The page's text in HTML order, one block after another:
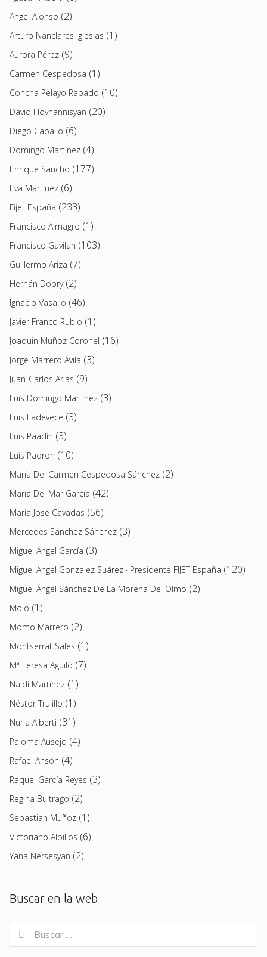
Angel Alonso (2)
Arturo Nanclares Iglesias (1)
Aurora Pérez (9)
Carmen Cespedosa (1)
Concha Pelayo Rapado (10)
David Hovhannisyan (20)
Diego Caballo (6)
Domingo Martínez (4)
Enrique Sancho (177)
Eva Martinez (6)
Fijet España (233)
Francisco Almagro (1)
Francisco Gavilan (103)
Guillermo Ariza (7)
Hernán Dobry(2)
Ignacio Vasallo (46)
Javier Franco Rubio (1)
Joaquin Muñoz Coronel (16)
Jorge Marrero Ávila (3)
Juan-Carlos Arias (9)
Luis Domingo Martínez (3)
Luis Ladevece (3)
Luis Paadín (3)
Luis Padron (10)
María Del Carmen Cespedosa Sánchez (2)
María Del Mar García (42)
Maria José Cavadas (56)
Mercedes Sánchez Sánchez (3)
Miguel Ángel García (3)
Miguel Angel Gonzalez Suárez · Presidente FIJET España (120)
Miguel Ángel Sánchez De La Morena Del Olmo (2)
Moio (1)
Momo Marrero (2)
Montserrat Sales (1)
Mª Teresa Aguiló (7)
Naldi Martínez (1)
Néstor Trujillo (1)
Nuria Alberti (31)
Paloma Ausejo (4)
Rafael Ansón (4)
Raquel García Reyes (3)
Regina Buitrago (2)
Sebastian Muñoz (1)
Victoriano Albillos (6)
Yana Nersesyan (2)
Buscar en la web
for:
Buscar